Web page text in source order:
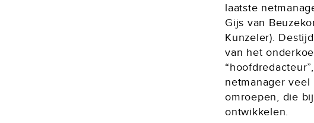
laatste
Gijs van
Kunzeler).
van het
netmanager
omroepen, die
ontwikkelen.